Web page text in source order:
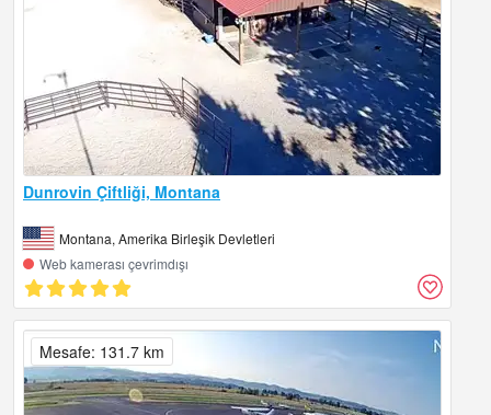
Dunrovin Çiftliği, Montana
Montana, Amerika Birleşik Devletleri
Web kamerası çevrimdışı
Mesafe: 131.7 km